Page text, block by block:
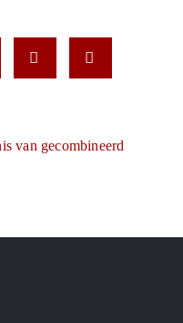
van gecombineerd